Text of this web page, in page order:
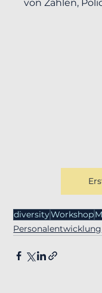
von Zahlen,
diversityWorkshop
Personalentwicklung